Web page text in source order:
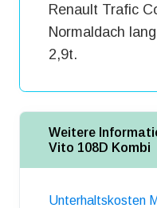
Renault Trafic
Normaldach
2,9t.
Weitere
Vito 108D Kombi
Unterhaltskosten